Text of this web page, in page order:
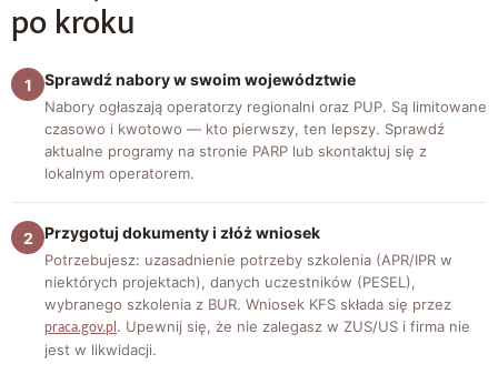
po kroku
1 Sprawdź nabory w swoim województwie
Nabory ogłaszają operatorzy regionalni oraz PUP. Są limitowane
czasowo i kwotowo — kto pierwszy, ten lepszy. Sprawdź
aktualne programy na stronie PARP lub skontaktuj się z
lokalnym operatorem.
2 Przygotuj dokumenty i złóż wniosek
Potrzebujesz: uzasadnienie potrzeby szkolenia (APR/IPR w
niektórych projektach), danych uczestników (PESEL),
wybranego szkolenia z BUR. Wniosek KFS składa się przez
praca.gov.pl. Upewnij się, że nie zalegasz w ZUS/US i firma nie
jest w likwidacji.